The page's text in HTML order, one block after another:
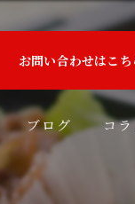
お問い合わせはこち
ブログ コ